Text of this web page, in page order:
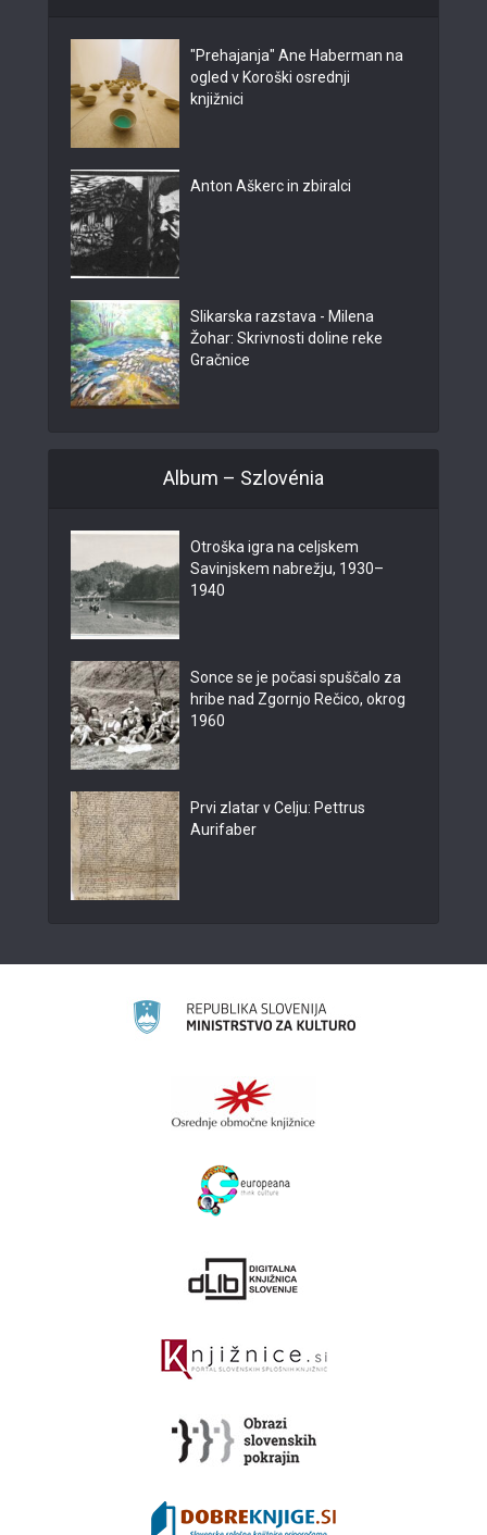
"Prehajanja" Ane Haberman na
ogled v Koroški osrednji
knjižnici
Anton Aškerc in zbiralci
Slikarska razstava - Milena
Žohar: Skrivnosti doline reke
Gračnice
Album – Szlovénia
Otroška igra na celjskem
Savinjskem nabrežju, 1930–
1940
Sonce se je počasi spuščalo za
hribe nad Zgornjo Rečico, okrog
1960
Prvi zlatar v Celju: Pettrus
Aurifaber